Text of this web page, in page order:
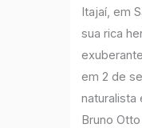
Itajaí, em
sua rica
em 2 de
naturalista
Bruno